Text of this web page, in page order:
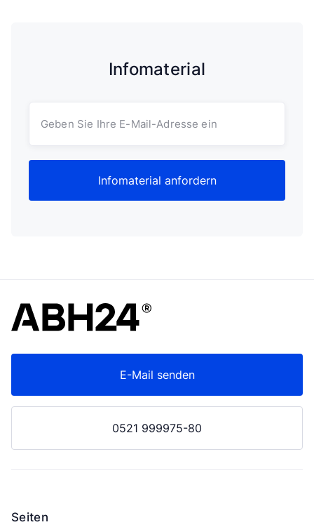
Infomaterial
E-Mail senden
0521 999975-80
Seiten